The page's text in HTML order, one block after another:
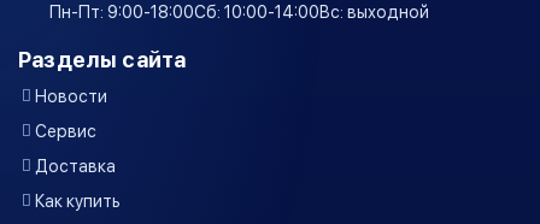
Пн-Пт: 9:00-18:00Сб: 10:00-14:00Вс: выходной
Разделы сайта
Новости
Сервис
Доставка
Как купить